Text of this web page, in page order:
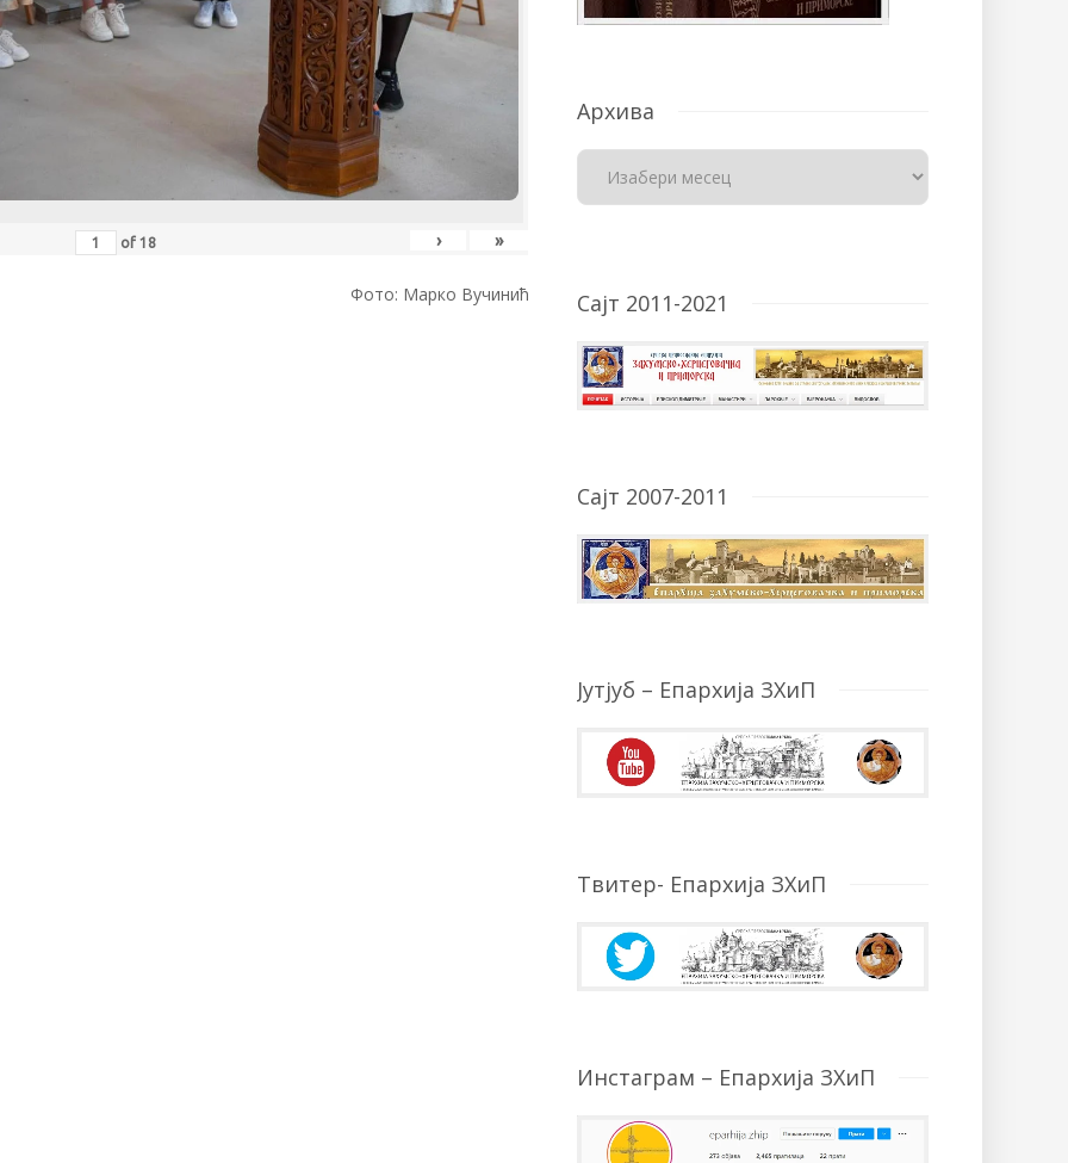
of 18 › »
Фото: Марко Вучинић
Архива
Сајт 2011-2021
Сајт 2007-2011
Јутјуб – Епархија ЗХиП
Твитер- Епархија ЗХиП
Инстаграм – Епархија ЗХиП